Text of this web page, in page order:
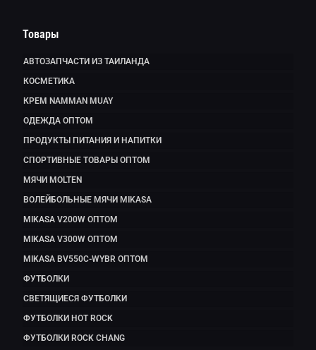
Товары
АВТОЗАПЧАСТИ ИЗ ТАИЛАНДА
КОСМЕТИКА
КРЕМ NAMMAN MUAY
ОДЕЖДА ОПТОМ
ПРОДУКТЫ ПИТАНИЯ И НАПИТКИ
СПОРТИВНЫЕ ТОВАРЫ ОПТОМ
МЯЧИ MOLTEN
ВОЛЕЙБОЛЬНЫЕ МЯЧИ MIKASA
MIKASA V200W ОПТОМ
MIKASA V300W ОПТОМ
MIKASA BV550C-WYBR ОПТОМ
ФУТБОЛКИ
СВЕТЯЩИЕСЯ ФУТБОЛКИ
ФУТБОЛКИ HOT ROCK
ФУТБОЛКИ ROCK CHANG